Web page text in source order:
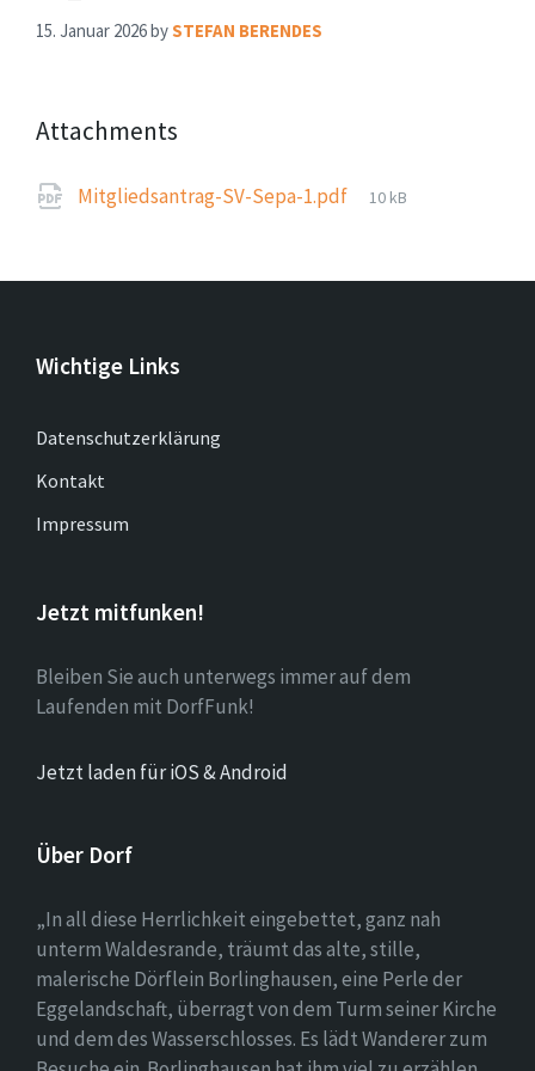
15. Januar 2026bySTEFAN BERENDES
Attachments
Mitgliedsantrag-SV-Sepa-1.pdf
File
10 kB
Wichtige Links
Datenschutzerklärung
Kontakt
Impressum
Jetzt mitfunken!
Bleiben Sie auch unterwegs immer auf dem
Laufenden mit DorfFunk!
Jetzt laden für iOS & Android
Über Dorf
„In all diese Herrlichkeit eingebettet, ganz nah
unterm Waldesrande, träumt das alte, stille,
malerische Dörflein Borlinghausen, eine Perle der
Eggelandschaft, überragt von dem Turm seiner Kirche
und dem des Wasserschlosses. Es lädt Wanderer zum